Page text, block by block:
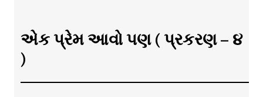
એક પ્રેમ આવો પણ ( પ્રકરણ – ૪
)